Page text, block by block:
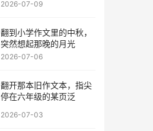
2026-07-09
翻到小学作文里的中秋，
突然想起那晚的月光
2026-07-06
翻开那本旧作文本，指尖
停在六年级的某页泛
2026-07-03